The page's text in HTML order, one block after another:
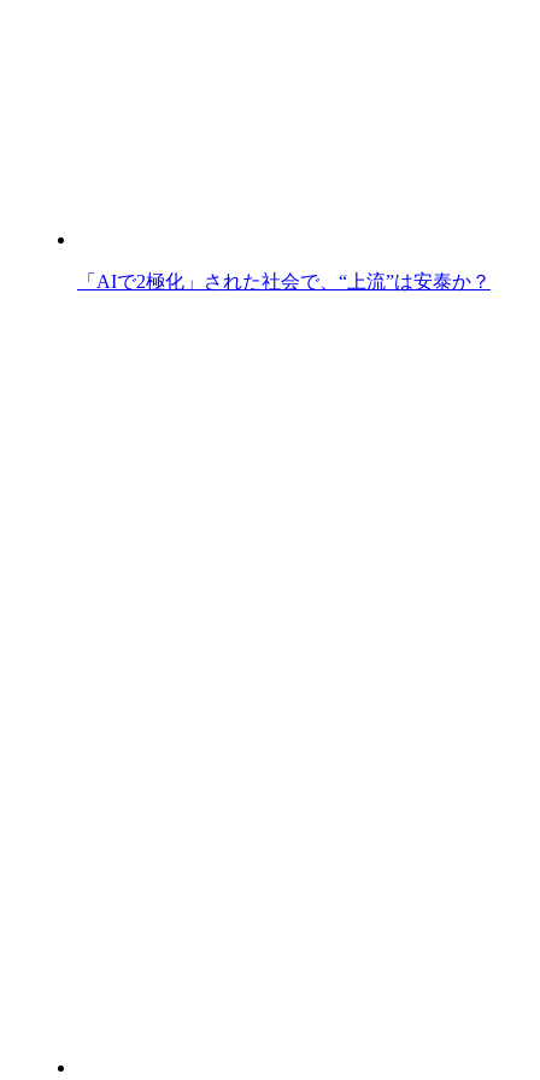
「AIで2極化」された社会で、“上流”は安泰か？